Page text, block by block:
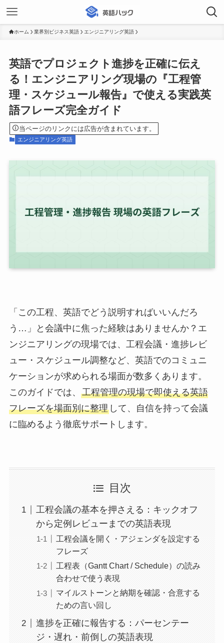
ホーム 業界別ビジネス英語 エンジニアリング英語
英語でプロジェクト進捗を正確に伝え
る！エンジニアリング現場の『工程管
理・スケジュール報告』で使える実践英
語フレーズ完全ガイド
当ページのリンクには広告が含まれています。
エンジニアリング英語
「この工程、英語でどう説明すればいいんだろ
う…」と会議中に焦った経験はありませんか？エ
ンジニアリングの現場では、工程会議・進捗レビ
ュー・スケジュール調整など、英語でのコミュニ
ケーションが求められる場面が数多くあります。
このガイドでは、 工程管理の現場で即使える英語
フレーズを場面別に整理して、自信を持って会議
に臨めるよう徹底サポートします。
目次
工程会議の基本を押さえる：キックオフ
から定例レビューまでの英語表現
工程会議を開く・アジェンダを設定する
フレーズ
工程表（Gantt Chart / Schedule）の読み
合わせで使う表現
マイルストーンと納期を確認・合意する
ための言い回し
進捗を正確に報告する：パーセンテー
ジ・遅れ・前倒しの英語表現